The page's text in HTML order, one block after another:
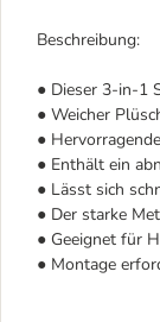
Beschreibung:
● Dieser 3-in-1
● Weicher
●
● Enthält ein
● Lässt sich
● Der starke
● Geeignet für
● Montage